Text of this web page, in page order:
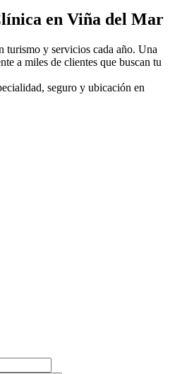
en Viña del Mar
turismo y servicios cada año. Una
a miles de clientes que buscan tu
seguro y ubicación en